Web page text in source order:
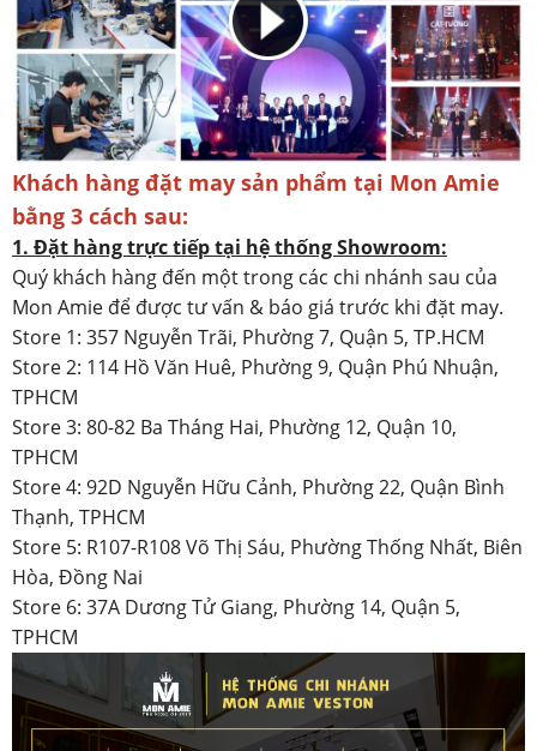
Khách hàng đặt may sản phẩm tại Mon Amie
bằng 3 cách sau:
1. Đặt hàng trực tiếp tại hệ thống Showroom:
Quý khách hàng đến một trong các chi nhánh sau của
Mon Amie để được tư vấn & báo giá trước khi đặt may.
Store 1: 357 Nguyễn Trãi, Phường 7, Quận 5, TP.HCM
Store 2: 114 Hồ Văn Huê, Phường 9, Quận Phú Nhuận,
TPHCM
Store 3: 80-82 Ba Tháng Hai, Phường 12, Quận 10,
TPHCM
Store 4: 92D Nguyễn Hữu Cảnh, Phường 22, Quận Bình
Thạnh, TPHCM
Store 5: R107-R108 Võ Thị Sáu, Phường Thống Nhất, Biên
Hòa, Đồng Nai
Store 6: 37A Dương Tử Giang, Phường 14, Quận 5,
TPHCM